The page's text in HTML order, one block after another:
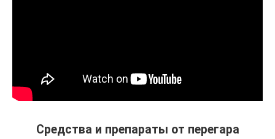
Средства и препараты от перегара